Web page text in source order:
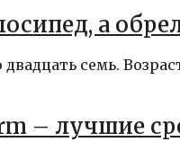
а
семь.
– лучшие